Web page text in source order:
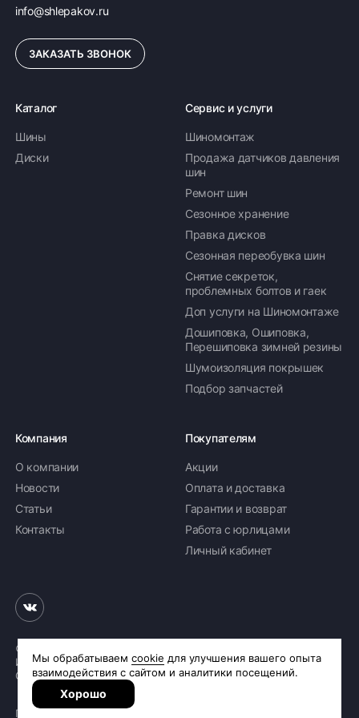
info@shlepakov.ru
ЗАКАЗАТЬ ЗВОНОК
Каталог
Шины
Диски
Сервис и услуги
Шиномонтаж
Продажа датчиков давления
шин
Ремонт шин
Сезонное хранение
Правка дисков
Сезонная переобувка шин
Снятие секреток,
проблемных болтов и гаек
Доп услуги на Шиномонтаже
Дошиповка, Ошиповка,
Перешиповка зимней резины
Шумоизоляция покрышек
Подбор запчастей
Компания
О компании
Новости
Статьи
Контакты
Покупателям
Акции
Оплата и доставка
Гарантии и возврат
Работа с юрлицами
Личный кабинет
© 2026 «Шинное бюро Шлепакова»
Интернет-магазин шин и дисков
Сделано вR.class
Политика обработки персональных данных